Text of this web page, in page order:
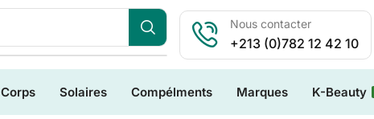
Nous contacter
+213 (0)782 12 42 10
Corps Solaires Compélments Marques K-Beauty